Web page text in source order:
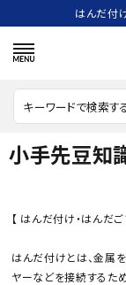
はんだ付
ようこそ ゲスト 様
小手先豆知
【 はんだ付け・はんだご
はんだ付けとは、金属
ヤーなどを接続するた